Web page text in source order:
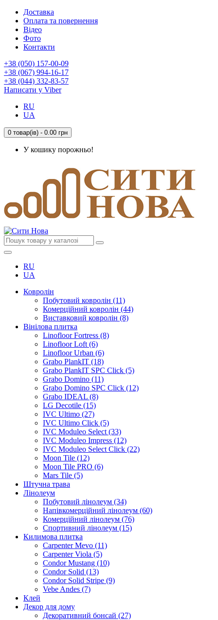
Доставка
Оплата та повернення
Відео
Фото
Контакти
+38 (050) 157-00-09
+38 (067) 994-16-17
+38 (044) 332-83-57
Написати у Viber
RU
UA
0 товар(ів) - 0.00 грн
У кошику порожньо!
RU
UA
Ковролін
Побутовий ковролін (11)
Комерційний ковролін (44)
Виставковий ковролін (8)
Вінілова плитка
Linofloor Fortress (8)
Linofloor Loft (6)
Linofloor Urban (6)
Grabo PlankIT (18)
Grabo PlankIT SPC Click (5)
Grabo Domino (11)
Grabo Domino SPC Click (12)
Grabo IDEAL (8)
LG Decotile (15)
IVC Ultimo (27)
IVC Ultimo Click (5)
IVC Moduleo Select (33)
IVC Moduleo Impress (12)
IVC Moduleo Select Click (22)
Moon Tile (12)
Moon Tile PRO (6)
Mars Tile (5)
Штучна трава
Лінолеум
Побутовий лінолеум (34)
Напівкомерційний лінолеум (60)
Комерційний лінолеум (76)
Спортивний лінолеум (15)
Килимова плитка
Carpenter Mevo (11)
Carpenter Viola (5)
Condor Mustang (10)
Condor Solid (13)
Condor Solid Stripe (9)
Vebe Andes (7)
Клей
Декор для дому
Декоративний бонсай (27)